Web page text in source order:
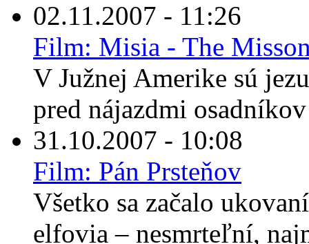
02.11.2007 - 11:26
Film: Misia - The
V Južnej Amerike sú
pred nájazdmi
31.10.2007 - 10:08
Film: Pán Prsteňov
Všetko sa začalo
elfovia – nesmrteľní,